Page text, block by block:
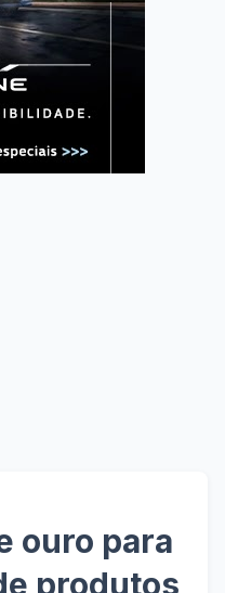
ouro para
produtos